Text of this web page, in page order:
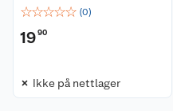
☆☆☆☆☆ (0)
1990
Ikke på nettlager
Bærekraft
Samvirkelag
Pakkesporing
Coop medlem
Klikk og hent
Festdrakter til hele familien
Hagemøbler og utemøbler